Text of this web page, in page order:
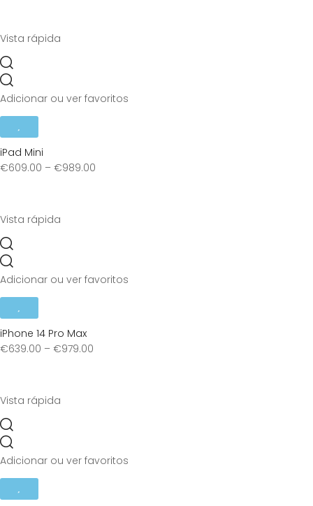
Vista rápida
Adicionar ou ver favoritos
iPad Mini
€609.00 – €989.00
Vista rápida
Adicionar ou ver favoritos
iPhone 14 Pro Max
€639.00 – €979.00
Vista rápida
Adicionar ou ver favoritos